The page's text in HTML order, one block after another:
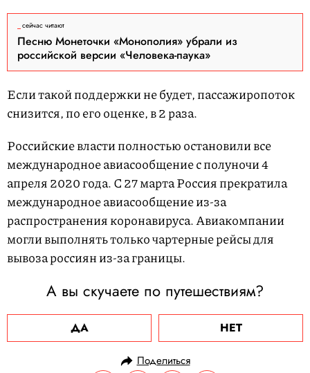
сейчас читают
Песню Монеточки «Монополия» убрали из
российской версии «Человека-паука»
Если такой поддержки не будет, пассажиропоток
снизится, по его оценке, в 2 раза.
Российские власти полностью остановили все
международное авиасообщение с полуночи 4
апреля 2020 года. С 27 марта Россия прекратила
международное авиасообщение из-за
распространения коронавируса. Авиакомпании
могли выполнять только чартерные рейсы для
вывоза россиян из-за границы.
А вы скучаете по путешествиям?
ДА НЕТ
Поделиться